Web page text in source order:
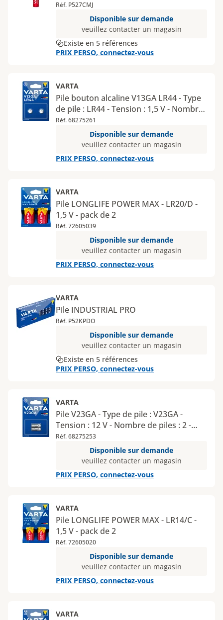
Réf. P527CMJ
Disponible sur demande
veuillez contacter un magasin
Existe en 5 références
PRIX PERSO, connectez-vous
VARTA
Pile bouton alcaline V13GA LR44 - Type
de pile : LR44 - Tension : 1,5 V - Nombre
de piles : 2 - Type de conditionnement :
Réf. 68275261
Disponible sur demande
veuillez contacter un magasin
PRIX PERSO, connectez-vous
VARTA
Pile LONGLIFE POWER MAX - LR20/D -
1,5 V - pack de 2
Réf. 72605039
Disponible sur demande
veuillez contacter un magasin
PRIX PERSO, connectez-vous
VARTA
Pile INDUSTRIAL PRO
Réf. P52KPDO
Disponible sur demande
veuillez contacter un magasin
Existe en 5 références
PRIX PERSO, connectez-vous
VARTA
Pile V23GA - Type de pile : V23GA -
Tension : 12 V - Nombre de piles : 2 -
Type de conditionnement : blister
Réf. 68275253
Disponible sur demande
veuillez contacter un magasin
PRIX PERSO, connectez-vous
VARTA
Pile LONGLIFE POWER MAX - LR14/C -
1,5 V - pack de 2
Réf. 72605020
Disponible sur demande
veuillez contacter un magasin
PRIX PERSO, connectez-vous
VARTA